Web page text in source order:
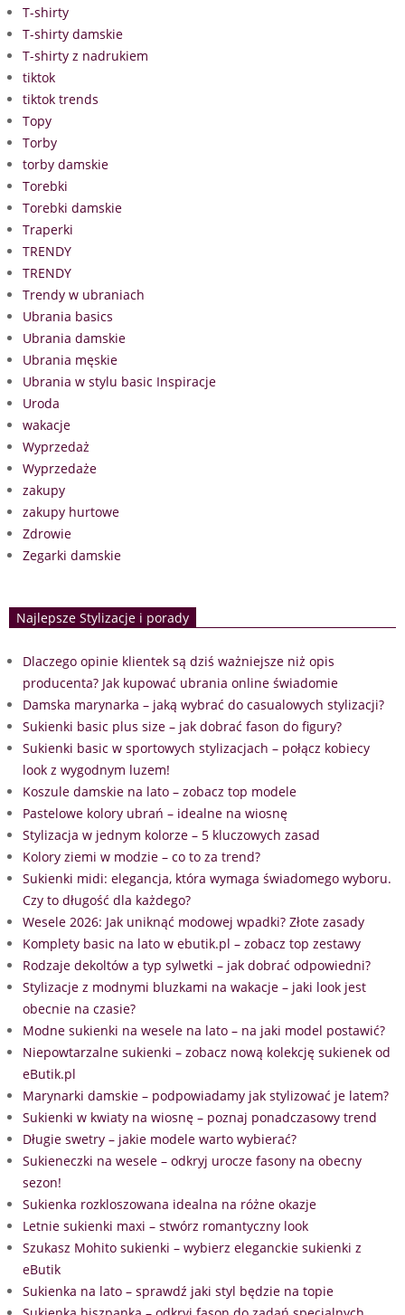
T-shirty
T-shirty damskie
T-shirty z nadrukiem
tiktok
tiktok trends
Topy
Torby
torby damskie
Torebki
Torebki damskie
Traperki
TRENDY
TRENDY
Trendy w ubraniach
Ubrania basics
Ubrania damskie
Ubrania męskie
Ubrania w stylu basic Inspiracje
Uroda
wakacje
Wyprzedaż
Wyprzedaże
zakupy
zakupy hurtowe
Zdrowie
Zegarki damskie
Najlepsze Stylizacje i porady
Dlaczego opinie klientek są dziś ważniejsze niż opis
producenta? Jak kupować ubrania online świadomie
Damska marynarka – jaką wybrać do casualowych stylizacji?
Sukienki basic plus size – jak dobrać fason do figury?
Sukienki basic w sportowych stylizacjach – połącz kobiecy
look z wygodnym luzem!
Koszule damskie na lato – zobacz top modele
Pastelowe kolory ubrań – idealne na wiosnę
Stylizacja w jednym kolorze – 5 kluczowych zasad
Kolory ziemi w modzie – co to za trend?
Sukienki midi: elegancja, która wymaga świadomego wyboru.
Czy to długość dla każdego?
Wesele 2026: Jak uniknąć modowej wpadki? Złote zasady
Komplety basic na lato w ebutik.pl – zobacz top zestawy
Rodzaje dekoltów a typ sylwetki – jak dobrać odpowiedni?
Stylizacje z modnymi bluzkami na wakacje – jaki look jest
obecnie na czasie?
Modne sukienki na wesele na lato – na jaki model postawić?
Niepowtarzalne sukienki – zobacz nową kolekcję sukienek od
eButik.pl
Marynarki damskie – podpowiadamy jak stylizować je latem?
Sukienki w kwiaty na wiosnę – poznaj ponadczasowy trend
Długie swetry – jakie modele warto wybierać?
Sukieneczki na wesele – odkryj urocze fasony na obecny
sezon!
Sukienka rozkloszowana idealna na różne okazje
Letnie sukienki maxi – stwórz romantyczny look
Szukasz Mohito sukienki – wybierz eleganckie sukienki z
eButik
Sukienka na lato – sprawdź jaki styl będzie na topie